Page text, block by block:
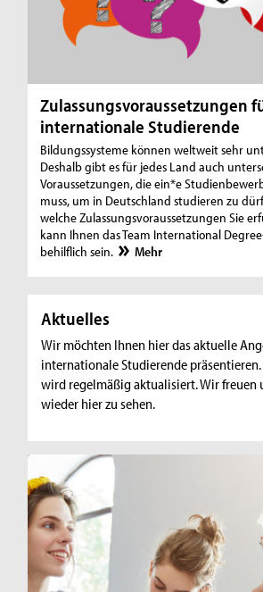
Zulassungsvoraussetzungen
internationale Studierende
Bildungssysteme können weltweit sehr
Deshalb gibt es für jedes Land auch
Voraussetzungen, die ein*e
muss, um in Deutschland studieren zu
welche Zulassungsvoraussetzungen Sie
kann Ihnen das Team International
behilflich sein.
Mehr
Aktuelles
Wir möchten Ihnen hier das aktuelle
internationale Studierende
wird regelmäßig aktualisiert. Wir freuen
wieder hier zu sehen.